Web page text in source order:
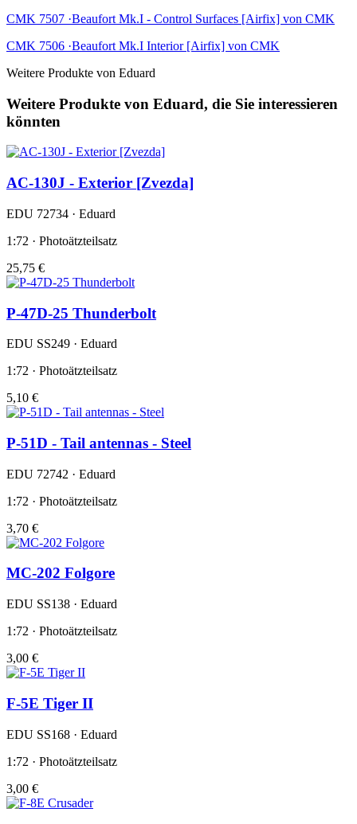
CMK 7507 ·Beaufort Mk.I - Control Surfaces [Airfix] von CMK
CMK 7506 ·Beaufort Mk.I Interior [Airfix] von CMK
Weitere Produkte von Eduard
Weitere Produkte von Eduard, die Sie interessieren
könnten
AC-130J - Exterior [Zvezda]
EDU 72734 · Eduard
1:72 · Photoätzteilsatz
25,75 €
P-47D-25 Thunderbolt
EDU SS249 · Eduard
1:72 · Photoätzteilsatz
5,10 €
P-51D - Tail antennas - Steel
EDU 72742 · Eduard
1:72 · Photoätzteilsatz
3,70 €
MC-202 Folgore
EDU SS138 · Eduard
1:72 · Photoätzteilsatz
3,00 €
F-5E Tiger II
EDU SS168 · Eduard
1:72 · Photoätzteilsatz
3,00 €